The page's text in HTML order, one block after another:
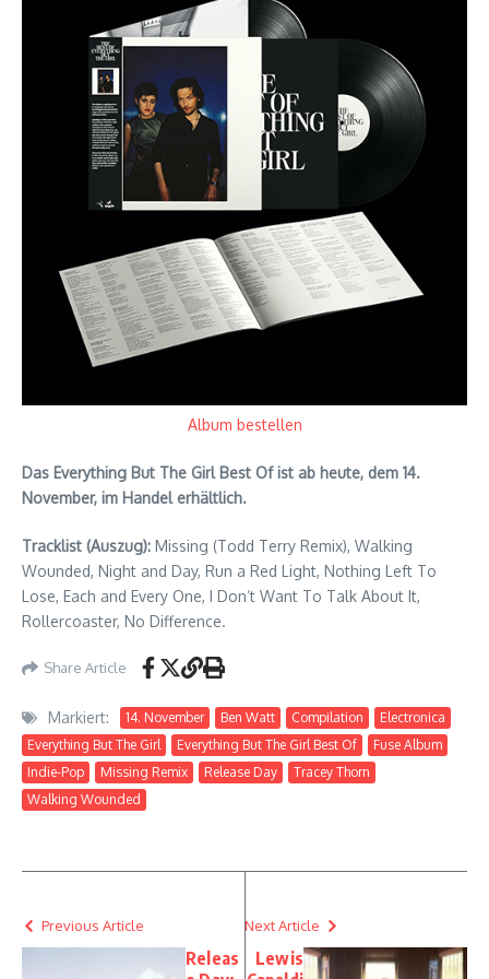
Album bestellen
Das Everything But The Girl Best Of ist ab heute, dem 14.
November, im Handel erhältlich.
Tracklist (Auszug): Missing (Todd Terry Remix), Walking
Wounded, Night and Day, Run a Red Light, Nothing Left To
Lose, Each and Every One, I Don’t Want To Talk About It,
Rollercoaster, No Difference.
Share Article
Markiert: 14. November Ben Watt Compilation
Electronica
Everything But The Girl
Everything But The Girl Best Of
Fuse Album
Indie-Pop
Missing Remix Release Day
Tracey Thorn
Walking Wounded
Previous Article
Releas
Next Article
Lewis